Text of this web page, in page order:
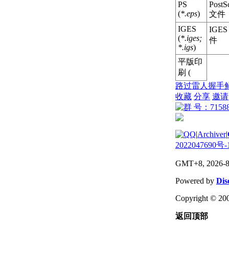
PS
(*.eps)
文件
IGES
(*.iges;
*.igs)
件
平版印
刷 (
路过雷人 握手
收藏 分享 邀请
|Archiver|
2022047690号-
GMT+8, 2026-
Powered by
Copyright ©
返回顶部